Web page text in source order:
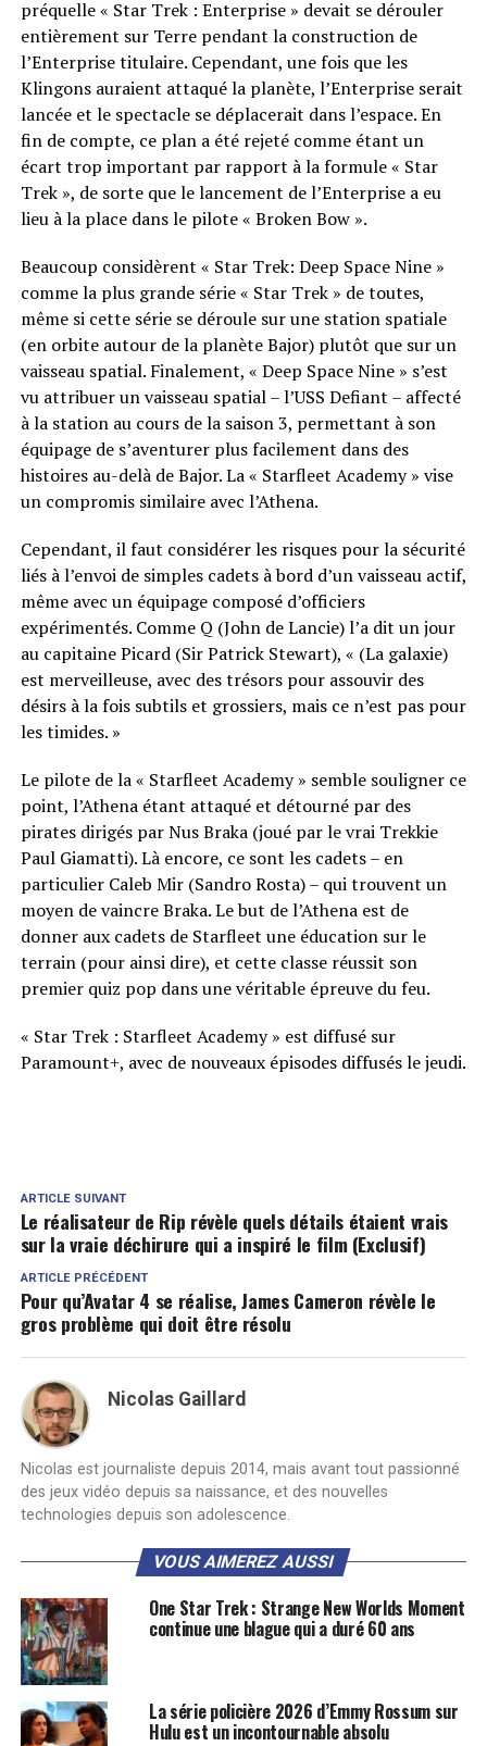
préquelle « Star Trek : Enterprise » devait se dérouler
entièrement sur Terre pendant la construction de
l’Enterprise titulaire. Cependant, une fois que les
Klingons auraient attaqué la planète, l’Enterprise serait
lancée et le spectacle se déplacerait dans l’espace. En
fin de compte, ce plan a été rejeté comme étant un
écart trop important par rapport à la formule « Star
Trek », de sorte que le lancement de l’Enterprise a eu
lieu à la place dans le pilote « Broken Bow ».
Beaucoup considèrent « Star Trek: Deep Space Nine »
comme la plus grande série « Star Trek » de toutes,
même si cette série se déroule sur une station spatiale
(en orbite autour de la planète Bajor) plutôt que sur un
vaisseau spatial. Finalement, « Deep Space Nine » s’est
vu attribuer un vaisseau spatial – l’USS Defiant – affecté
à la station au cours de la saison 3, permettant à son
équipage de s’aventurer plus facilement dans des
histoires au-delà de Bajor. La « Starfleet Academy » vise
un compromis similaire avec l’Athena.
Cependant, il faut considérer les risques pour la sécurité
liés à l’envoi de simples cadets à bord d’un vaisseau actif,
même avec un équipage composé d’officiers
expérimentés. Comme Q (John de Lancie) l’a dit un jour
au capitaine Picard (Sir Patrick Stewart), « (La galaxie)
est merveilleuse, avec des trésors pour assouvir des
désirs à la fois subtils et grossiers, mais ce n’est pas pour
les timides. »
Le pilote de la « Starfleet Academy » semble souligner ce
point, l’Athena étant attaqué et détourné par des
pirates dirigés par Nus Braka (joué par le vrai Trekkie
Paul Giamatti). Là encore, ce sont les cadets – en
particulier Caleb Mir (Sandro Rosta) – qui trouvent un
moyen de vaincre Braka. Le but de l’Athena est de
donner aux cadets de Starfleet une éducation sur le
terrain (pour ainsi dire), et cette classe réussit son
premier quiz pop dans une véritable épreuve du feu.
« Star Trek : Starfleet Academy » est diffusé sur
Paramount+, avec de nouveaux épisodes diffusés le jeudi.
ARTICLE SUIVANT
Le réalisateur de Rip révèle quels détails étaient vrais
sur la vraie déchirure qui a inspiré le film (Exclusif)
ARTICLE PRÉCÉDENT
Pour qu’Avatar 4 se réalise, James Cameron révèle le
gros problème qui doit être résolu
Nicolas Gaillard
Nicolas est journaliste depuis 2014, mais avant tout passionné
des jeux vidéo depuis sa naissance, et des nouvelles
technologies depuis son adolescence.
VOUS AIMEREZ AUSSI
One Star Trek : Strange New Worlds Moment
continue une blague qui a duré 60 ans
La série policière 2026 d’Emmy Rossum sur
Hulu est un incontournable absolu